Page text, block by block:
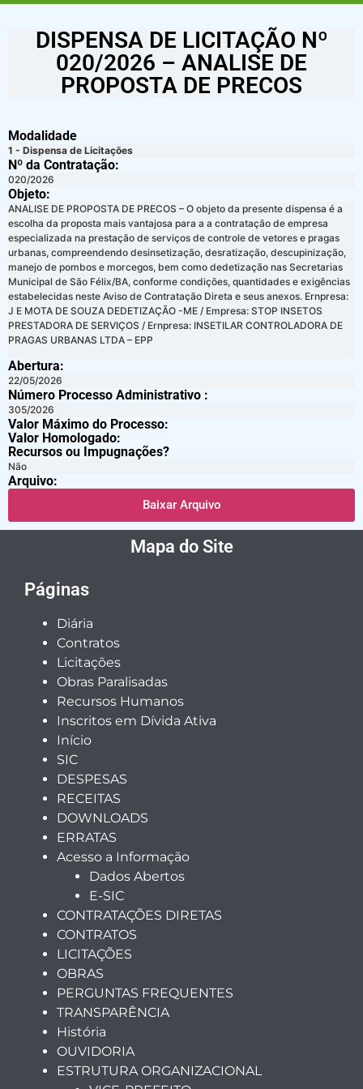
DISPENSA DE LICITAÇÃO Nº
020/2026 – ANALISE DE
PROPOSTA DE PRECOS
Modalidade
1 - Dispensa de Licitações
Nº da Contratação:
020/2026
Objeto:
ANALISE DE PROPOSTA DE PRECOS – O objeto da presente dispensa é a
escolha da proposta mais vantajosa para a a contratação de empresa
especializada na prestação de serviços de controle de vetores e pragas
urbanas, compreendendo desinsetização, desratização, descupinização,
manejo de pombos e morcegos, bem como dedetização nas Secretarias
Municipal de São Félix/BA, conforme condições, quantidades e exigências
estabelecidas neste Aviso de Contratação Direta e seus anexos. Ernpresa:
J E MOTA DE SOUZA DEDETIZAÇÃO -ME / Empresa: STOP INSETOS
PRESTADORA DE SERVIÇOS / Ernpresa: INSETILAR CONTROLADORA DE
PRAGAS URBANAS LTDA – EPP
Abertura:
22/05/2026
Número Processo Administrativo :
305/2026
Valor Máximo do Processo: ​
Valor Homologado: ​
Recursos ou Impugnações? ​
Não
Arquivo:
Baixar Arquivo
Mapa do Site
Páginas
Diária
Contratos
Licitações
Obras Paralisadas
Recursos Humanos
Inscritos em Dívida Ativa
Início
SIC
DESPESAS
RECEITAS
DOWNLOADS
ERRATAS
Acesso a Informação
Dados Abertos
E-SIC
CONTRATAÇÕES DIRETAS
CONTRATOS
LICITAÇÕES
OBRAS
PERGUNTAS FREQUENTES
TRANSPARÊNCIA
História
OUVIDORIA
ESTRUTURA ORGANIZACIONAL